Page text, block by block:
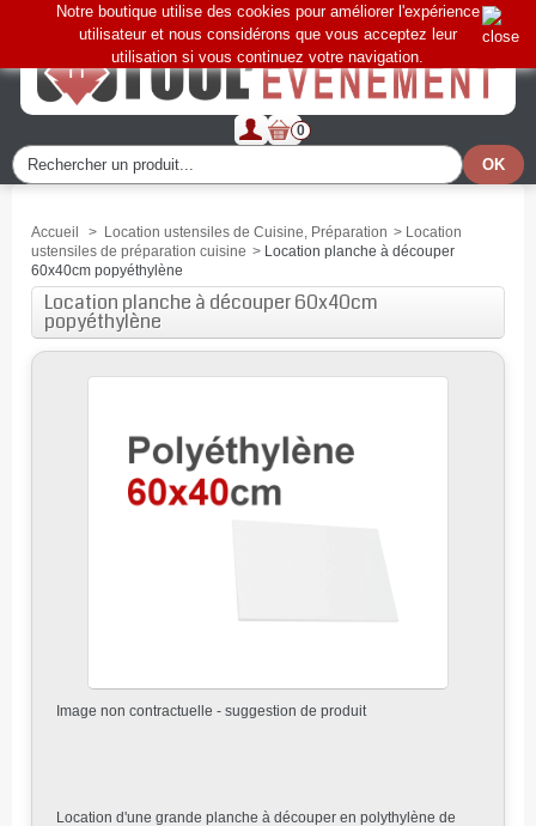
0
Notre boutique utilise des cookies pour améliorer l'expérience
utilisateur et nous considérons que vous acceptez leur
utilisation si vous continuez votre navigation.
Accueil > Location ustensiles de Cuisine, Préparation > Location
ustensiles de préparation cuisine > Location planche à découper
60x40cm popyéthylène
Location planche à découper 60x40cm
popyéthylène
Image non contractuelle - suggestion de produit
Location d'une grande planche à découper en polythylène de